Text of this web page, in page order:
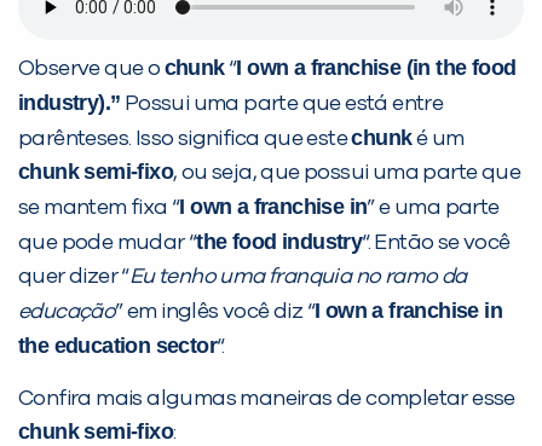
Observe que o chunk“I own a franchise (in the food
industry).” Possui uma parte que está entre
parênteses. Isso significa que estechunké um
chunk semi-fixo, ou seja, que possui uma parte que
se mantem fixa “I own a franchise in” e uma parte
que pode mudar “the food industry“. Então se você
quer dizer “Eu tenho uma franquia no ramo da
educação” em inglês você diz “I own a franchise in
the education sector“.
Confira mais algumas maneiras de completar esse
chunk semi-fixo: